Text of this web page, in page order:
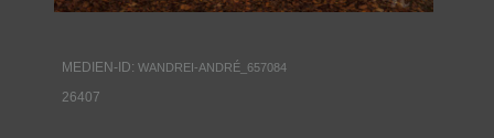
MEDIEN-ID: WANDREI-ANDRÉ_657084
26407